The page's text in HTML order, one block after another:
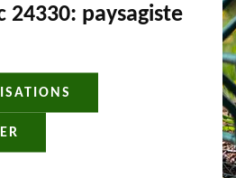
24330: paysagiste